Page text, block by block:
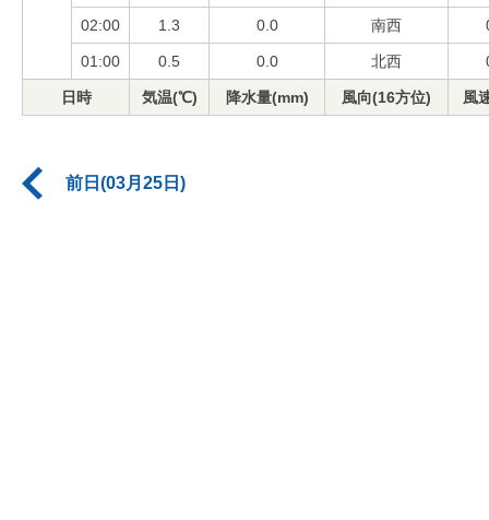
02:00 1.3 0.0 南西
01:00 0.5 0.0 北西
日時 気温(℃) 降水量(mm) 風向(16方位) 風
前日(03月25日)